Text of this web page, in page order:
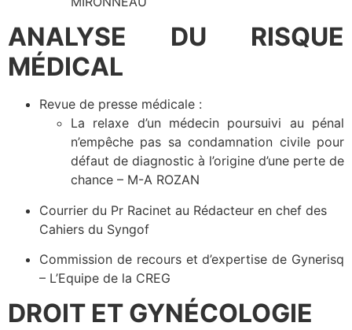
ANALYSE DU RISQUE
MÉDICAL
Revue de presse médicale :
La relaxe d’un médecin poursuivi au pénal
n’empêche pas sa condamnation civile pour
défaut de diagnostic à l’origine d’une perte de
chance – M-A ROZAN
Courrier du Pr Racinet au Rédacteur en chef des
Cahiers du Syngof
Commission de recours et d’expertise de Gynerisq
– L’Equipe de la CREG
DROIT ET GYNÉCOLOGIE